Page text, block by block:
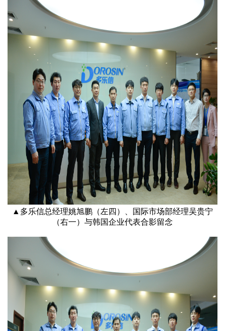
▲多乐信总经理姚旭鹏（左四）、国际市场部经理吴贵宁
（右一）与韩国企业代表合影留念